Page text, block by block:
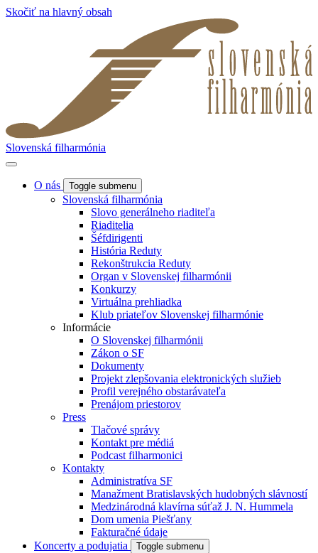
Skočiť na hlavný obsah
Slovenská filharmónia
O nás Toggle submenu
Slovenská filharmónia
Slovo generálneho riaditeľa
Riaditelia
Šéfdirigenti
História Reduty
Rekonštrukcia Reduty
Organ v Slovenskej filharmónii
Konkurzy
Virtuálna prehliadka
Klub priateľov Slovenskej filharmónie
Informácie
O Slovenskej filharmónii
Zákon o SF
Dokumenty
Projekt zlepšovania elektronických služieb
Profil verejného obstarávateľa
Prenájom priestorov
Press
Tlačové správy
Kontakt pre médiá
Podcast filharmonici
Kontakty
Administratíva SF
Manažment Bratislavských hudobných slávností
Medzinárodná klavírna súťaž J. N. Hummela
Dom umenia Piešťany
Fakturačné údaje
Koncerty a podujatia
Toggle submenu